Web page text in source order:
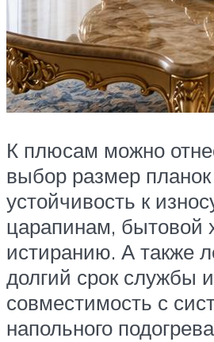
К плюсам можно
выбор размер
устойчивость к
царапинам, бытовой
истиранию. А также
долгий срок службы и
совместимость с
напольного